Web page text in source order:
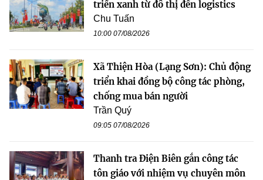
triển xanh từ đô thị đến logistics
Chu Tuấn
10:00 07/08/2026
Xã Thiện Hòa (Lạng Sơn): Chủ động
triển khai đồng bộ công tác phòng,
chống mua bán người
Trần Quý
09:05 07/08/2026
Thanh tra Điện Biên gắn công tác
tôn giáo với nhiệm vụ chuyên môn